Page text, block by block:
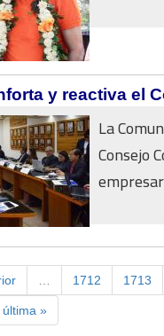
y reactiva el
La
Consejo
1712 1713
última »